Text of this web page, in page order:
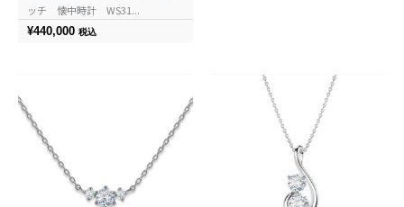
ッチ 懐中時計 WS31...
¥440,000 税込